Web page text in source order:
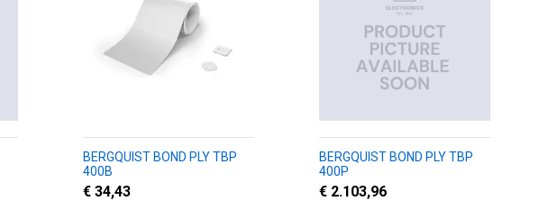
BERGQUIST BOND PLY TBP
400B
€ 34,43
BERGQUIST BOND PLY TBP
400P
€ 2.103,96